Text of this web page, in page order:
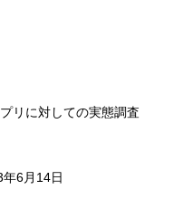
リに対しての実態調査
6月14日